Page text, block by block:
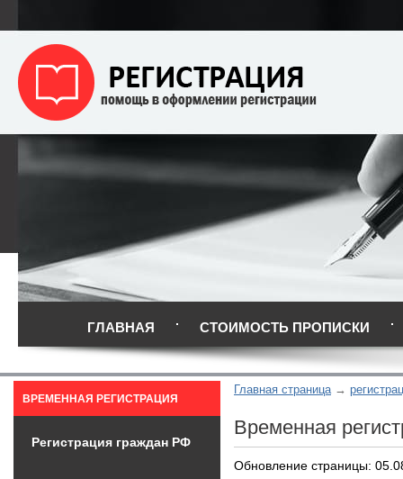
ГЛАВНАЯ СТОИМОСТЬ ПРОПИСКИ
Главная страница
Временная
Обновление страницы:
ВРЕМЕННАЯ РЕГИСТРАЦИЯ
Регистрация граждан РФ